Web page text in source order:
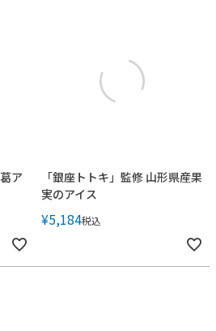
ア
「銀座トトキ」監修 山形県産果
実のアイス
¥5,184税込